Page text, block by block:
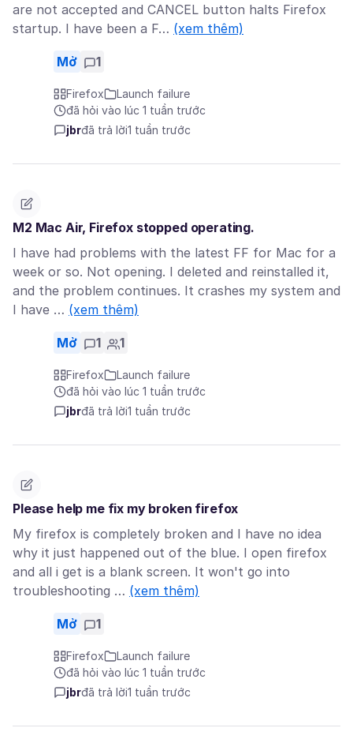
are not accepted and CANCEL button halts Firefox
startup. I have been a F… (xem thêm)
Mở 1
Firefox
Launch failure
đã hỏi vào lúc 1 tuần trước
jbrđã trả lời1 tuần trước
M2 Mac Air, Firefox stopped operating.
I have had problems with the latest FF for Mac for a
week or so. Not opening. I deleted and reinstalled it,
and the problem continues. It crashes my system and
I have … (xem thêm)
Mở 1 1
Firefox
Launch failure
đã hỏi vào lúc 1 tuần trước
jbrđã trả lời1 tuần trước
Please help me fix my broken firefox
My firefox is completely broken and I have no idea
why it just happened out of the blue. I open firefox
and all i get is a blank screen. It won't go into
troubleshooting … (xem thêm)
Mở 1
Firefox
Launch failure
đã hỏi vào lúc 1 tuần trước
jbrđã trả lời1 tuần trước